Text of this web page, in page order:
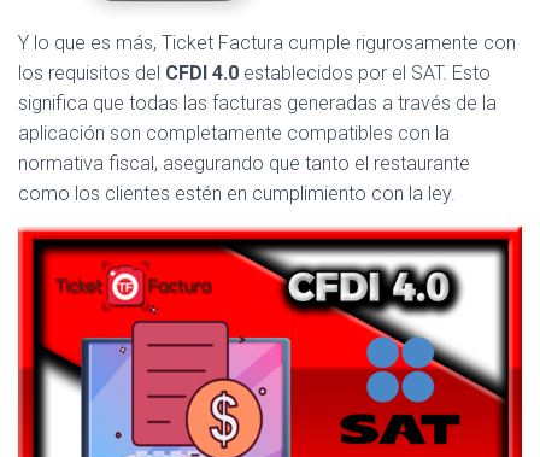
Y lo que es más, Ticket Factura cumple rigurosamente con
los requisitos del CFDI 4.0 establecidos por el SAT. Esto
significa que todas las facturas generadas a través de la
aplicación son completamente compatibles con la
normativa fiscal, asegurando que tanto el restaurante
como los clientes estén en cumplimiento con la ley.